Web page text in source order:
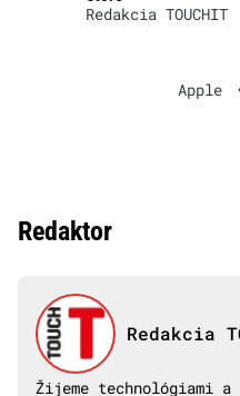
Redakcia TOUCHIT
Apple
Redaktor
Redakcia
Žijeme technológiami a